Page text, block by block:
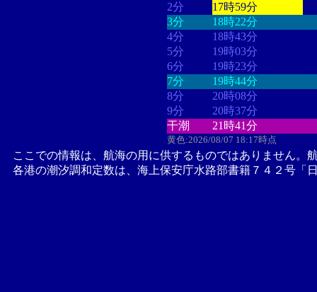
2分
17時59分
3分
18時22分
4分
18時43分
5分
19時03分
6分
19時23分
7分
19時44分
8分
20時08分
9分
20時37分
干潮
21時41分
黄色:2026/08/07 18:17時点
ここでの情報は、航海の用に供するものではありません。
各港の潮汐調和定数は、海上保安庁水路部書籍７４２号「